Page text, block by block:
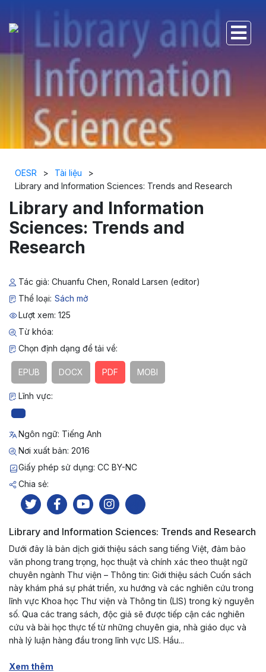
OESR > Tài liệu
>
Library and Information Sciences: Trends and Research
Library and Information
Sciences: Trends and
Research
Tác giả: Chuanfu Chen, Ronald Larsen (editor)
Thể loại: Sách mở
Lượt xem: 125
Từ khóa:
Chọn định dạng để tải về:
EPUB DOCX PDF MOBI
Lĩnh vực:
Ngôn ngữ: Tiếng Anh
Nơi xuất bản: 2016
Giấy phép sử dụng: CC BY-NC
Chia sẻ:
Library and Information Sciences: Trends and Research
Dưới đây là bản dịch giới thiệu sách sang tiếng Việt, đảm bảo
văn phong trang trọng, học thuật và chính xác theo thuật ngữ
chuyên ngành Thư viện – Thông tin: Giới thiệu sách Cuốn sách
này khám phá sự phát triển, xu hướng và các nghiên cứu trong
lĩnh vực Khoa học Thư viện và Thông tin (LIS) trong kỷ nguyên
số. Qua các trang sách, độc giả sẽ được tiếp cận các nghiên
cứu và bài học thực tế từ những chuyên gia, nhà giáo dục và
nhà lý luận hàng đầu trong lĩnh vực LIS. Hầu...
Xem thêm